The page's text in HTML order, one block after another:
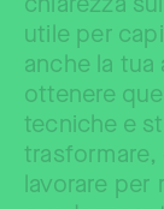
utile per
anche la
ottenere
tecniche e
trasformare,
lavorare